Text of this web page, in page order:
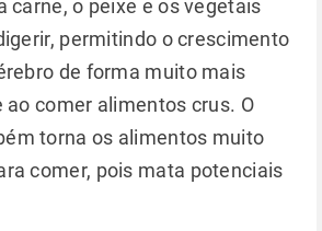
carne, o peixe e os vegetais
permitindo o crescimento
de forma muito mais
comer alimentos crus. O
torna os alimentos muito
comer, pois mata potenciais